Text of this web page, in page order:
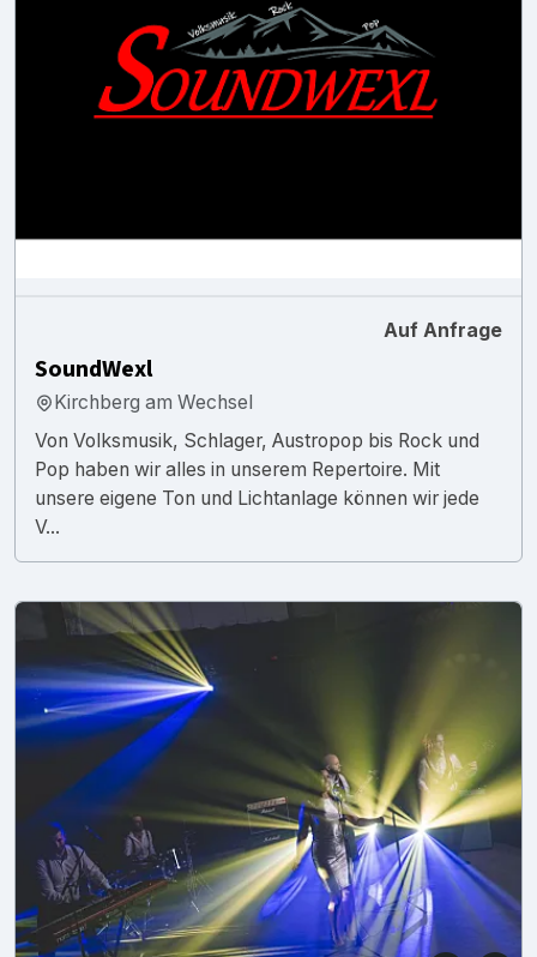
Auf Anfrage
SoundWexl
Kirchberg am Wechsel
Von Volksmusik, Schlager, Austropop bis Rock und
Pop haben wir alles in unserem Repertoire. Mit
unsere eigene Ton und Lichtanlage können wir jede
V...